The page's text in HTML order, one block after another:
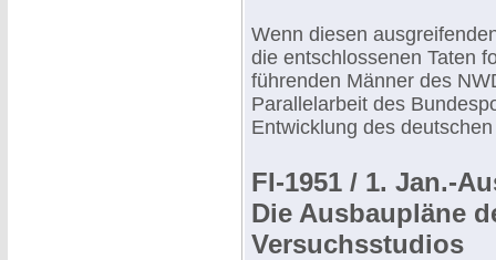
Wenn diesen
die entschlossenen Taten
führenden Männer des
Parallelarbeit des
Entwicklung des
FI-1951 / 1. Jan.-
Die Ausbaupläne
Versuchsstudios